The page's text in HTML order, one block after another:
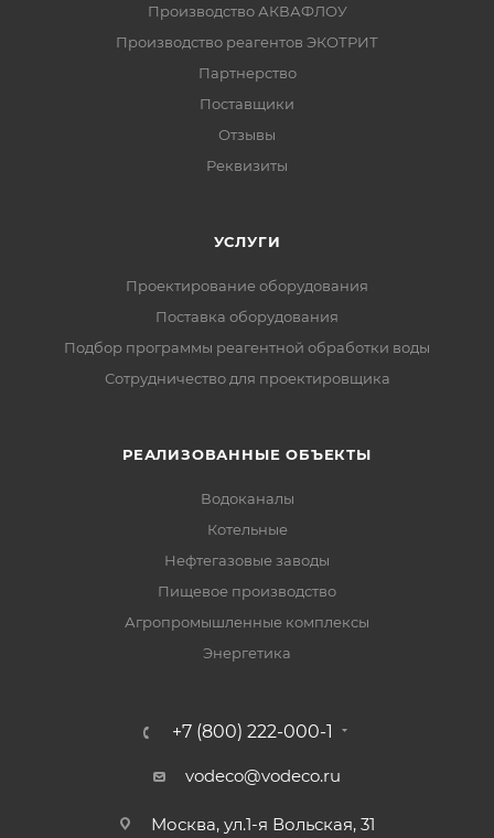
Производство АКВАФЛОУ
Производство реагентов ЭКОТРИТ
Партнерство
Поставщики
Отзывы
Реквизиты
УСЛУГИ
Проектирование оборудования
Поставка оборудования
Подбор программы реагентной обработки воды
Сотрудничество для проектировщика
РЕАЛИЗОВАННЫЕ ОБЪЕКТЫ
Водоканалы
Котельные
Нефтегазовые заводы
Пищевое производство
Агропромышленные комплексы
Энергетика
+7 (800) 222-000-1
vodeco@vodeco.ru
Москва, ул.1-я Вольская, 31